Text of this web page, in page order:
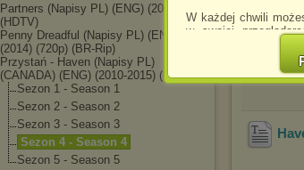
W każdej chwili
w swojej
Jednocześnie
spowodować
prosimy o
Wykorzystanie
Partners (Napisy PL) (ENG) (2012)
(HDTV)
Penny Dreadful (Napisy PL) (ENG)
(2014) (720p) (BR-Rip)
Przystań - Haven (Napisy PL)
(CANADA) (ENG) (2010-2015) (HDTV)
Sezon 1 - Season 1
Sezon 2 - Season 2
Sezon 3 - Season 3
Sezon 4 - Season 4
Sezon 5 - Season 5